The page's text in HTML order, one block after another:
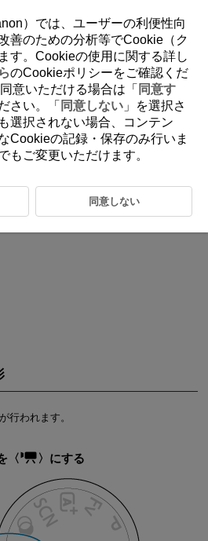
影
行われます。
にする
）では、ユーザーの利便性向
善のための分析等でCookie（ク
す。Cookieの使用に関する詳し
のCookieポリシーをご確認くだ
意いただける場合は「 同意す
さい。「 同意しない 」を選択さ
選択されない場合、コンテン
Cookieの記録・保存のみ行いま
もご変更いただけます。
同意しない